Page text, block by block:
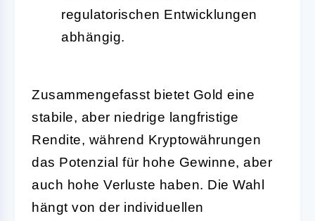
regulatorischen Entwicklungen
abhängig.
Zusammengefasst bietet Gold eine
stabile, aber niedrige langfristige
Rendite, während Kryptowährungen
das Potenzial für hohe Gewinne, aber
auch hohe Verluste haben. Die Wahl
hängt von der individuellen